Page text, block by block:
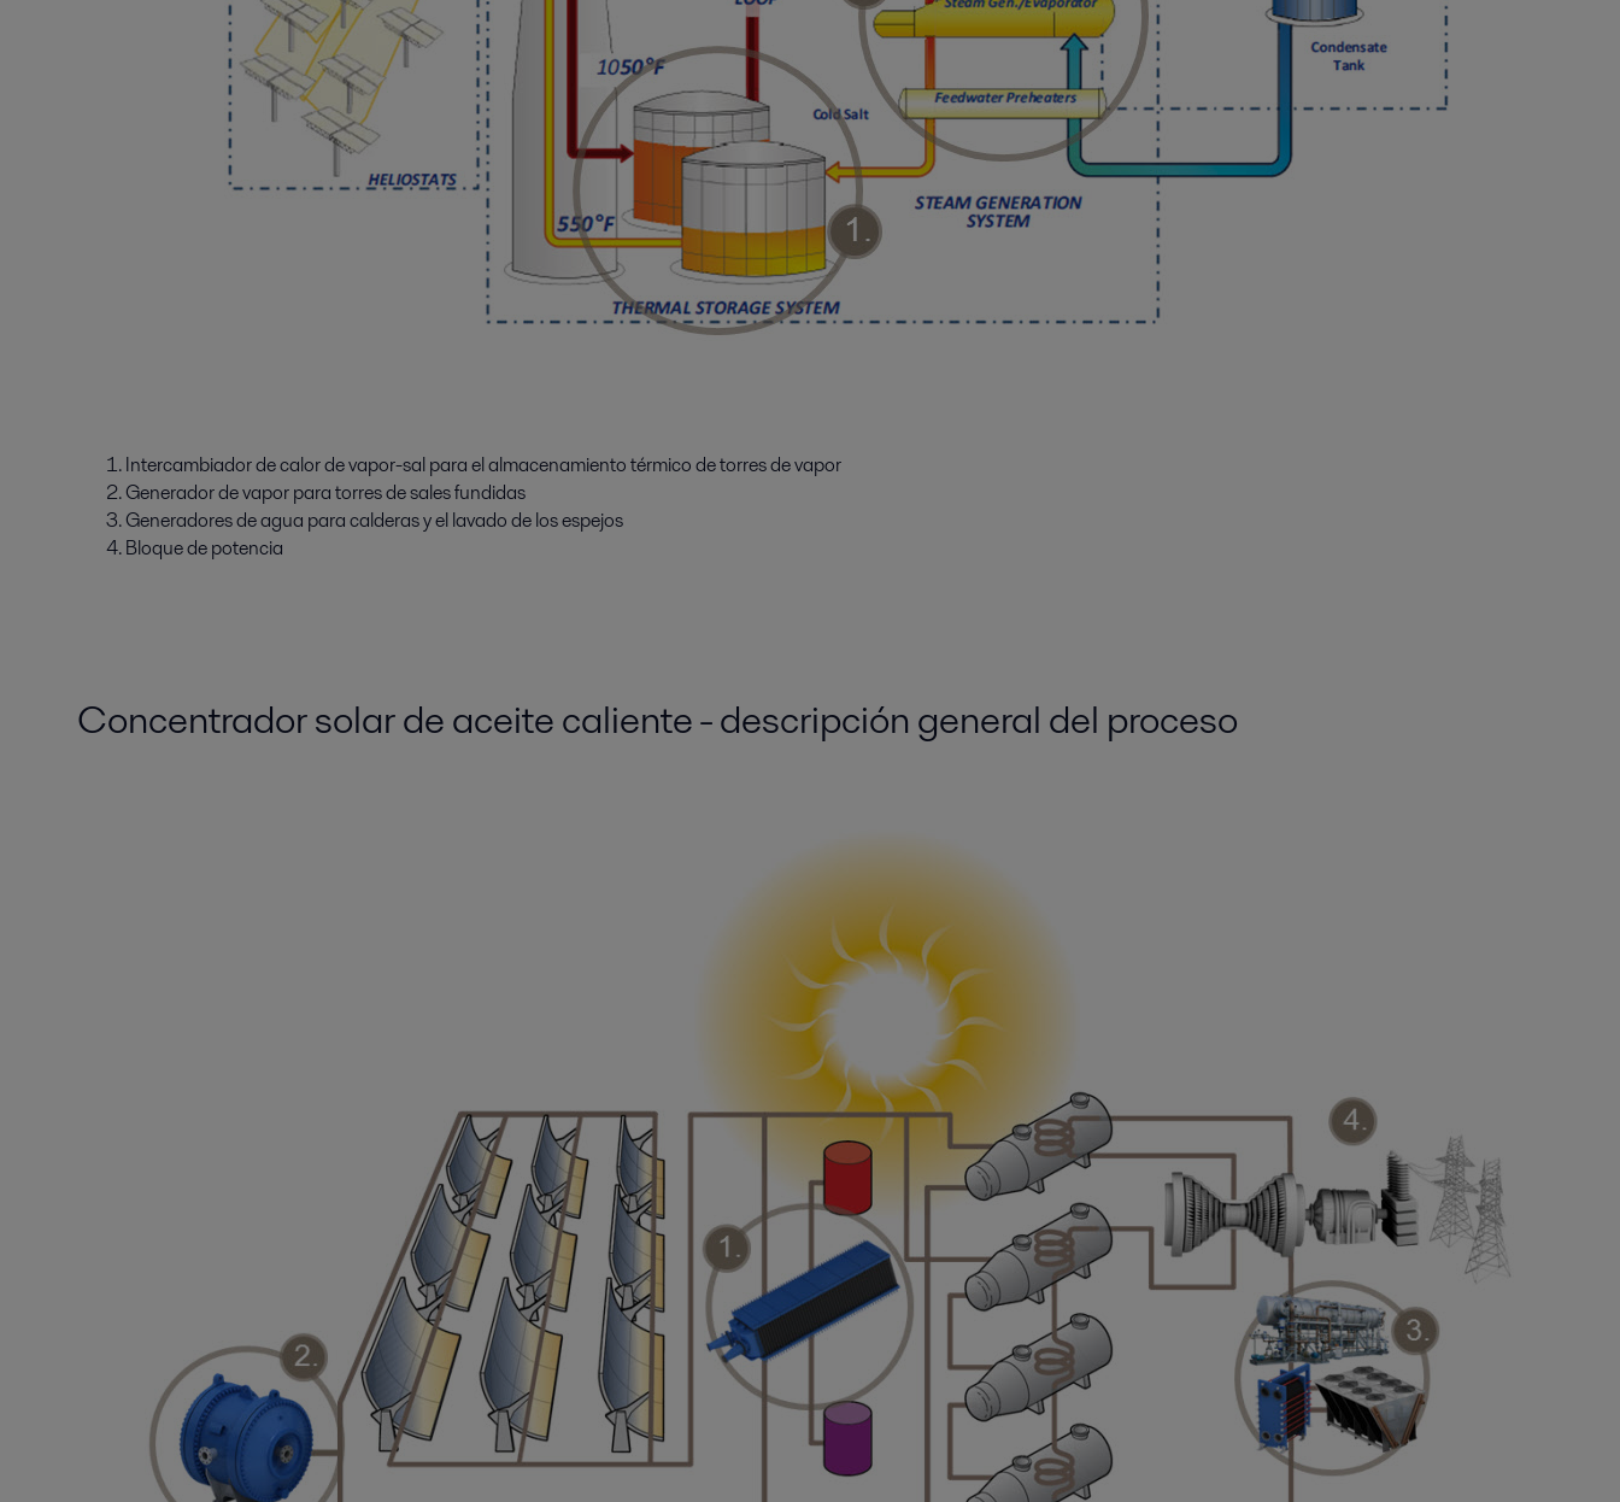
Intercambiador de calor de vapor-sal para el almacenamiento térmico de torres de vapor
Generador de vapor para torres de sales fundidas
Generadores de agua para calderas y el lavado de los espejos
Bloque de potencia
Concentrador solar de aceite caliente - descripción general del proceso